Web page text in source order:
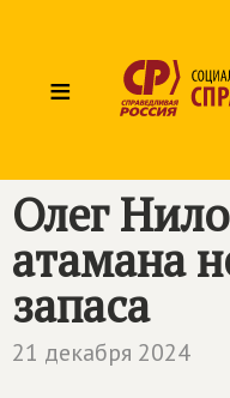
≡
Олег
атамана
запаса
21 декабря 2024